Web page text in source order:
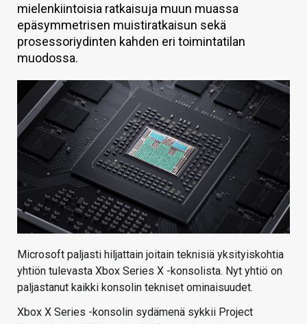
HINTA.FI
KAUPPA
mielenkiintoisia ratkaisuja muun muassa
epäsymmetrisen muistiratkaisun sekä
prosessoriydinten kahden eri toimintatilan
muodossa.
Microsoft paljasti hiljattain joitain teknisiä yksityiskohtia
yhtiön tulevasta Xbox Series X -konsolista. Nyt yhtiö on
paljastanut kaikki konsolin tekniset ominaisuudet.
Xbox X Series -konsolin sydämenä sykkii Project